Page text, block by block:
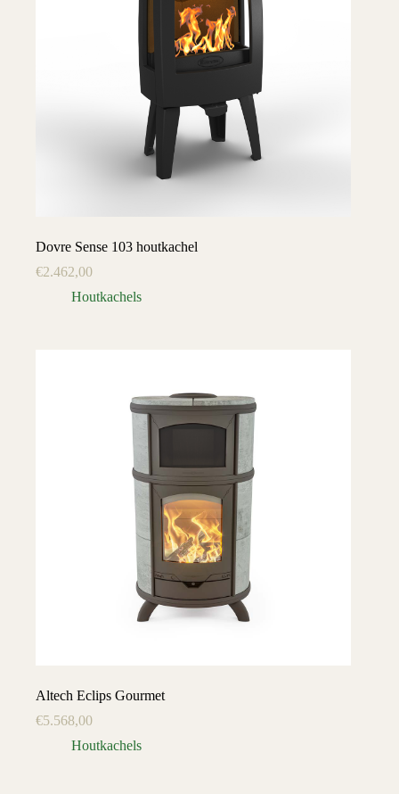
Dovre Sense 103 houtkachel
€2.462,00
Houtkachels
Altech Eclips Gourmet
€5.568,00
Houtkachels